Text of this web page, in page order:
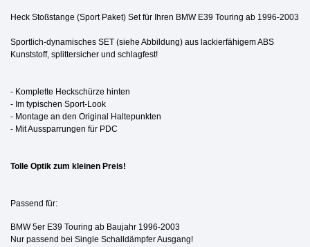
Heck Stoßstange (Sport Paket) Set für Ihren BMW E39 Touring ab 1996-2003
Sportlich-dynamisches SET (siehe Abbildung) aus lackierfähigem ABS
Kunststoff, splittersicher und schlagfest!
- Komplette Heckschürze hinten
- Im typischen Sport-Look
- Montage an den Original Haltepunkten
- Mit Aussparrungen für PDC
Tolle Optik zum kleinen Preis!
Passend für:
BMW 5er E39 Touring ab Baujahr 1996-2003
Nur passend bei Single Schalldämpfer Ausgang!